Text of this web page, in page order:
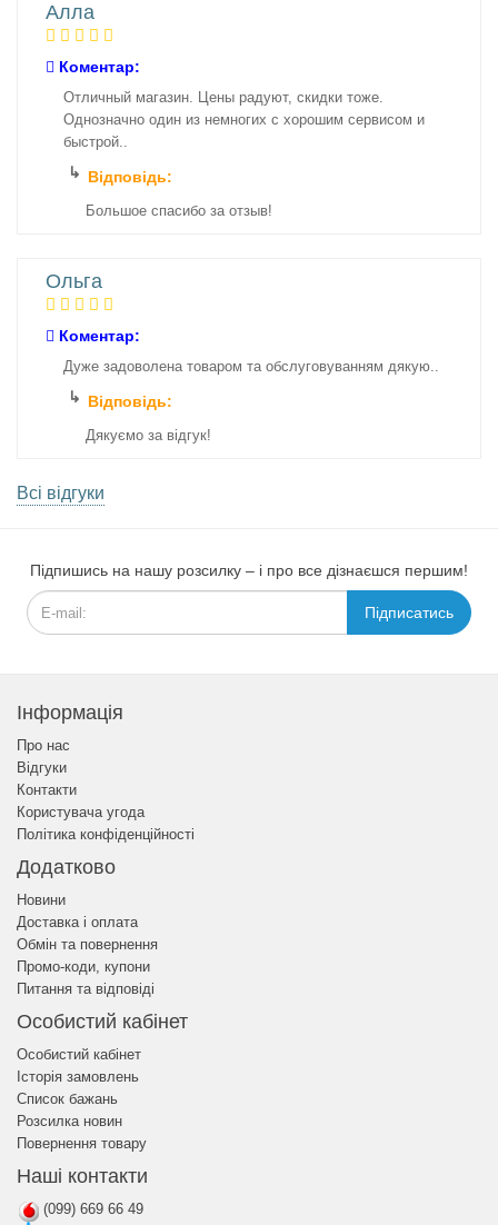
Алла
Коментар:
Отличный магазин. Цены радуют, скидки тоже.
Однозначно один из немногих с хорошим сервисом и
быстрой..
Відповідь:
Большое спасибо за отзыв!
Ольга
Коментар:
Дуже задоволена товаром та обслуговуванням дякую..
Відповідь:
Дякуємо за відгук!
Всі відгуки
Підпишись на нашу розсилку – і про все дізнаєшся першим!
Підписатись
Інформація
Про нас
Відгуки
Контакти
Користувача угода
Політика конфіденційності
Додатково
Новини
Доставка і оплата
Обмін та повернення
Промо-коди, купони
Питання та відповіді
Особистий кабінет
Особистий кабінет
Історія замовлень
Список бажань
Розсилка новин
Повернення товару
Наші контакти
(099) 669 66 49